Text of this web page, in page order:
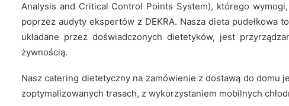
Analysis and Critical Control Points System), którego
poprzez audyty ekspertów z DEKRA. Nasza dieta pudełkowa
układane przez doświadczonych dietetyków, jest
żywnością.
Nasz catering dietetyczny na zamówienie z dostawą do domu
zoptymalizowanych trasach, z wykorzystaniem mobilnych